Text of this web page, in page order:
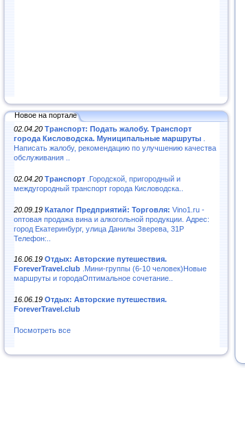
Новое на портале
02.04.20 Транспорт: Подать жалобу. Транспорт
города Кисловодска. Муниципальные маршруты
Написать жалобу, рекомендацию по улучшению качества
обслуживания ..
02.04.20 Транспорт .Городской, пригородный и
междугородный транспорт города Кисловодска..
20.09.19 Каталог Предприятий: Торговля: Vino1.ru -
оптовая продажа вина и алкогольной продукции. Адрес:
город Екатеринбург, улица Данилы Зверева, 31Р
Телефон:..
16.06.19 Отдых: Авторские путешествия.
ForeverTravel.club .Мини-группы (6-10 человек)Новые
маршруты и городаОптимальное сочетание..
16.06.19 Отдых: Авторские путешествия.
ForeverTravel.club
Посмотреть все